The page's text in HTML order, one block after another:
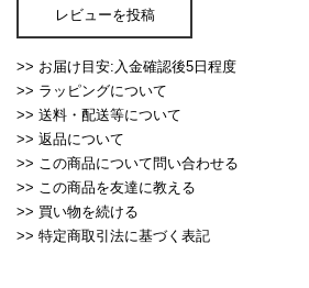
レビューを投稿
>> お届け目安:入金確認後5日程度
>> ラッピングについて
>> 送料・配送等について
>> 返品について
>> この商品について問い合わせる
>> この商品を友達に教える
>> 買い物を続ける
>> 特定商取引法に基づく表記